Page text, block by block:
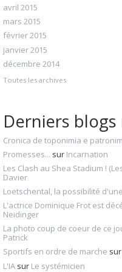
avril 2015
mars 2015
février 2015
janvier 2015
décembre 2014
Toutes les archives
Derniers
Cronica de toponimia e
Promesses... sur Incarnation
Les Clash au Shea Stadium !
Davier
Loetschental, la possibilité
L'actrice Dominique Frot est
Neidinger
La photo coup de coeur de ce
Patrick
Sportifs en ordre de marche sur
L'IA sur Le systémicien